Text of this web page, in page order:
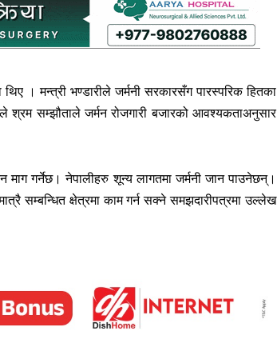
। मन्त्री भण्डारीले जर्मनी सरकारसँग पारस्परिक हितका
श्रम सम्झौताले जर्मन रोजगारी बजारको आवश्यकताअनुसार
माग गर्नेछ। नेपालीहरु शून्य लागतमा जर्मनी जान पाउनेछन्।
सम्बन्धित क्षेत्रमा काम गर्न सक्ने समझदारीपत्रमा उल्लेख